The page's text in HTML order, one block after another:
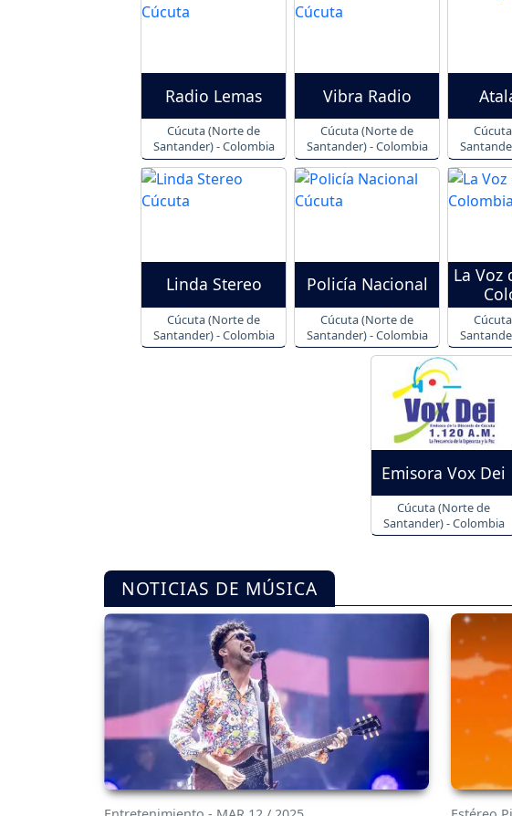
Radio Lemas
Cúcuta (Norte de
Santander) - Colombia
Vibra Radio
Cúcuta (Norte de
Santander) - Colombia
Linda Stereo
Cúcuta (Norte de
Santander) - Colombia
Policía Nacional
Cúcuta (Norte de
Santander) - Colombia
La Voz
Emisora Vox Dei
Cúcuta (Norte de
Santander) - Colombia
NOTICIAS DE MÚSICA